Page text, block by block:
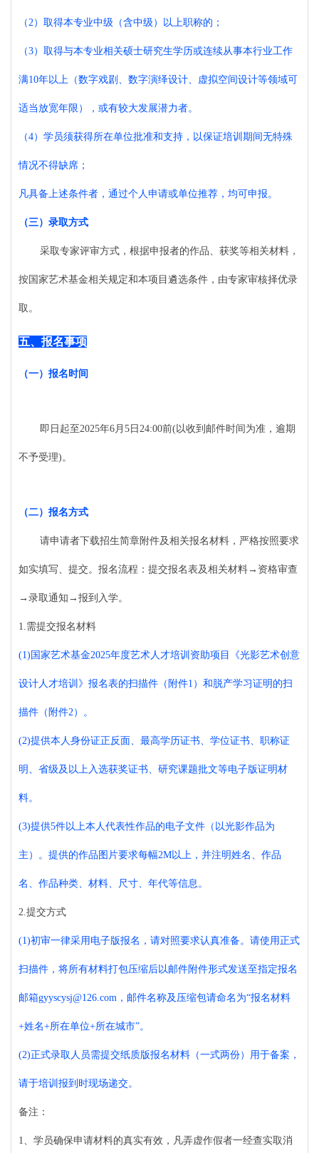
（2）取得本专业中级（含中级）以上职称的；
（3）取得与本专业相关硕士研究生学历或连续从事本行业工作
满10年以上（数字戏剧、数字演绎设计、虚拟空间设计等领域可
适当放宽年限），或有较大发展潜力者。
（4）学员须获得所在单位批准和支持，以保证培训期间无特殊
情况不得缺席；
凡具备上述条件者，通过个人申请或单位推荐，均可申报。
（三）录取方式
采取专家评审方式，根据申报者的作品、获奖等相关材料，
按国家艺术基金相关规定和本项目遴选条件，由专家审核择优录
取。
五、 报名事项
（一） 报名时间
即日起至2025年6月5日24:00前(以收到邮件时间为准，逾期
不予受理)。
（二） 报名方式
请申请者下载招生简章附件及相关报名材料，严格按照要求
如实填写、提交。报名流程： 提交报名表及相关材料→资格审查
→录取通知→报到入学。
1.需提交报名材料
(1) 国家艺术基金2025年度艺术人才培训资助项目《光影艺术创意
设计人才培训》报名表的扫描件（附件1）和脱产学习证明的扫
描件（ 附件2）。
(2)提供本人身份证正反面、最高学历证书、学位证书、职称证
明、省级及 以上入选获奖证书、研究课题批文等电子版证明材
料。
(3)提供5件以上本人代表性作品的电子文件（ 以光影作品为
主 ）。提供的作品图片要求每幅2M以上，并注明姓名、作品
名、作品种类、材料、尺寸、年代等信息。
2.提交方式
(1)初审一律采用电子版报名，请对照要求认真准备。请使用正式
扫描件，将所有材料打包压缩后以邮件附件形式发送至指定报名
邮箱gyyscysj@126.com ，邮件名称及压缩包请命名为“报名材料
+姓名+所在单位+所在城市”。
(2)正式录取人员需提交纸质版报名材料（一式两份）用于备案，
请于培训报到时现场递交。
备注 ：
1、学员确保申请材料的真实有效，凡弄虚作假者一经查实取消